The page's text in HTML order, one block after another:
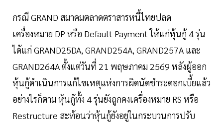
กรณี GRAND สมาคมตลาดตราสารหนี้ไทยปลด
เครื่องหมาย DP หรือ Default Payment ให้แก่หุ้นกู้ 4 รุ่น
ได้แก่ GRAND25DA, GRAND254A, GRAND257A และ
GRAND264A ตั้งแต่วันที่ 21 พฤษภาคม 2569 หลังผู้ออก
หุ้นกู้ดำเนินการแก้ไขเหตุแห่งการผิดนัดชำระดอกเบี้ยแล้ว
อย่างไรก็ตาม หุ้นกู้ทั้ง 4 รุ่นยังถูกคงเครื่องหมาย RS หรือ
Restructure สะท้อนว่าหุ้นกู้ยังอยู่ในกระบวนการปรับ